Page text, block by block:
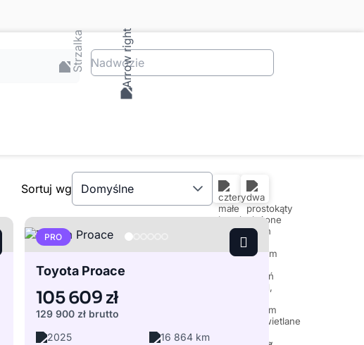
Nadwozie
Sortuj wg Domyślne
PRO
Toyota Proace
105 609 zł
129 900 zł brutto
2025
16 864 km